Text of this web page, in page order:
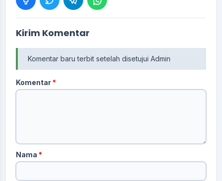
Kirim Komentar
Komentar baru terbit setelah disetujui Admin
Komentar*
Nama *